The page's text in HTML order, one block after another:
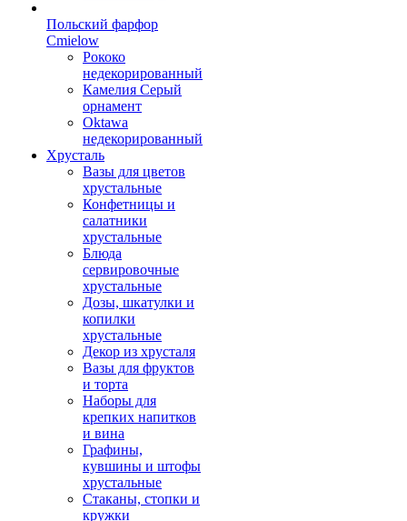
Польский фарфор
Сmielow
Рококо
недекорированный
Камелия Серый
орнамент
Oktawa
недекорированный
Хрусталь
Вазы для цветов
хрустальные
Конфетницы и
салатники
хрустальные
Блюда
сервировочные
хрустальные
Дозы, шкатулки и
копилки
хрустальные
Декор из хрусталя
Вазы для фруктов
и торта
Наборы для
крепких напитков
и вина
Графины,
кувшины и штофы
хрустальные
Стаканы, стопки и
кружки